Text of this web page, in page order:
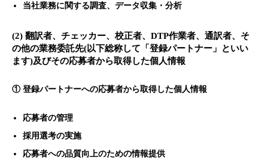
当社業務に関する調査、データ収集・分析
(2) 翻訳者、チェッカー、校正者、DTP作業者、通訳者、そ
の他の業務委託先(以下総称して「登録パートナー」といい
ます)及びその応募者から取得した個人情報
① 登録パートナーへの応募者から取得した個人情報
応募者の管理
採用選考の実施
応募者への品質向上のための情報提供